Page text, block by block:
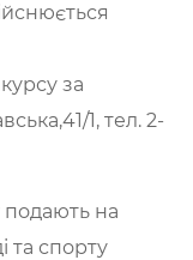
за
1, тел. 2-
на
та спорту